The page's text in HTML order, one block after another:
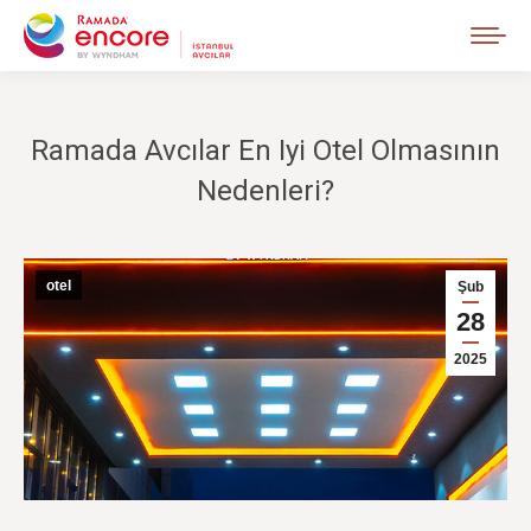
Ramada Avcılar En Iyi Otel Olmasının
Nedenleri?
Şub
28
2025
otel